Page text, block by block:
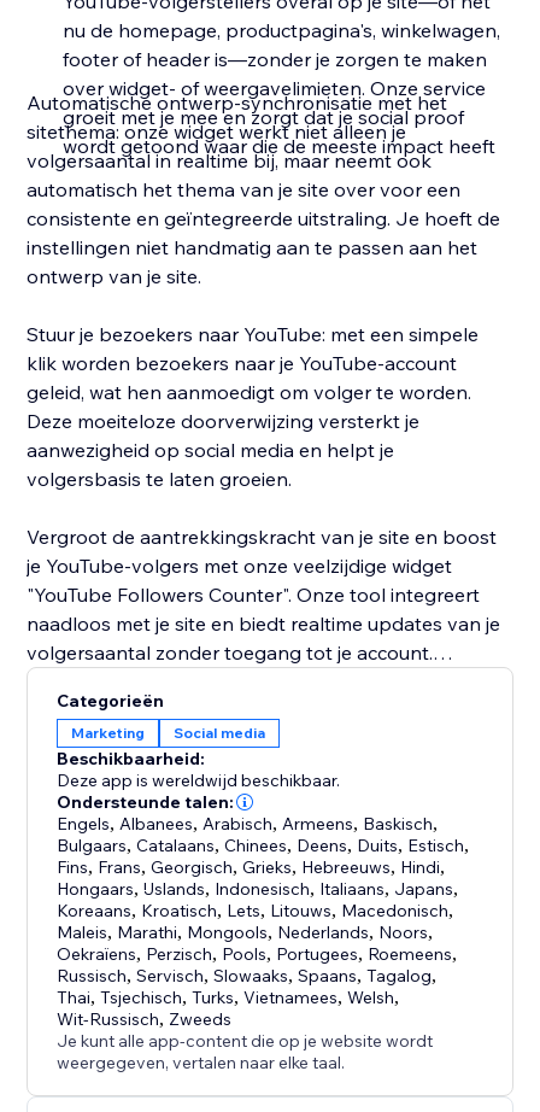
nu de homepage, productpagina's, winkelwagen,
footer of header is—zonder je zorgen te maken
over widget- of weergavelimieten. Onze service
groeit met je mee en zorgt dat je social proof
wordt getoond waar die de meeste impact heeft
Automatische ontwerp-synchronisatie met het
sitethema: onze widget werkt niet alleen je
volgersaantal in realtime bij, maar neemt ook
automatisch het thema van je site over voor een
consistente en geïntegreerde uitstraling. Je hoeft de
instellingen niet handmatig aan te passen aan het
ontwerp van je site.
Stuur je bezoekers naar YouTube: met een simpele
klik worden bezoekers naar je YouTube-account
geleid, wat hen aanmoedigt om volger te worden.
Deze moeiteloze doorverwijzing versterkt je
aanwezigheid op social media en helpt je
volgersbasis te laten groeien.
Vergroot de aantrekkingskracht van je site en boost
je YouTube-volgers met onze veelzijdige widget
"YouTube Followers Counter". Onze tool integreert
naadloos met je site en biedt realtime updates van je
volgersaantal zonder toegang tot je account.
Laat je populariteit op YouTube zien met "YouTube
Followers Counter" en maak van je site een
knooppunt van sociale interactie en merkgroei.
Categorieën
Marketing Social media
Beschikbaarheid:
Deze app is wereldwijd beschikbaar.
Ondersteunde talen:
Engels, Albanees, Arabisch, Armeens, Baskisch,
Bulgaars,Catalaans,Chinees, Deens, Duits, Estisch,
Fins, Frans,Georgisch,Grieks, Hebreeuws, Hindi,
Hongaars,IJslands, Indonesisch, Italiaans, Japans,
Koreaans, Kroatisch, Lets, Litouws, Macedonisch,
Maleis, Marathi, Mongools, Nederlands, Noors,
Oekraïens, Perzisch, Pools, Portugees, Roemeens,
Russisch,Servisch,Slowaaks,Spaans,Tagalog,
Thai,Tsjechisch,Turks,Vietnamees,Welsh,
Wit-Russisch, Zweeds
Je kunt alle app-content die op je website wordt
weergegeven, vertalen naar elke taal.